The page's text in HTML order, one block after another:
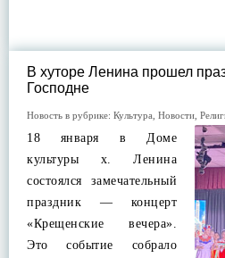
В хуторе Ленина прошел
Господне
Новость в рубрике: Культура Новости
18 января в Доме
культуры х. Ленина
состоялся замечательный
праздник — концерт
«Крещенские вечера».
Это событие собрало